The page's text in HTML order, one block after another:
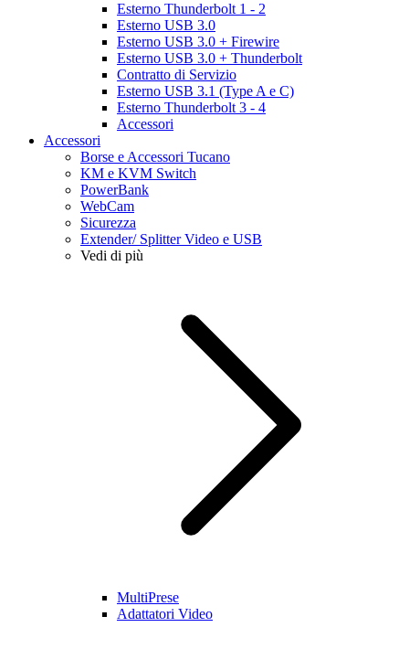
Esterno Thunderbolt 1 - 2
Esterno USB 3.0
Esterno USB 3.0 + Firewire
Esterno USB 3.0 + Thunderbolt
Contratto di Servizio
Esterno USB 3.1 (Type A e C)
Esterno Thunderbolt 3 - 4
Accessori
Accessori
Borse e Accessori Tucano
KM e KVM Switch
PowerBank
WebCam
Sicurezza
Extender/ Splitter Video e USB
Vedi di più
MultiPrese
Adattatori Video